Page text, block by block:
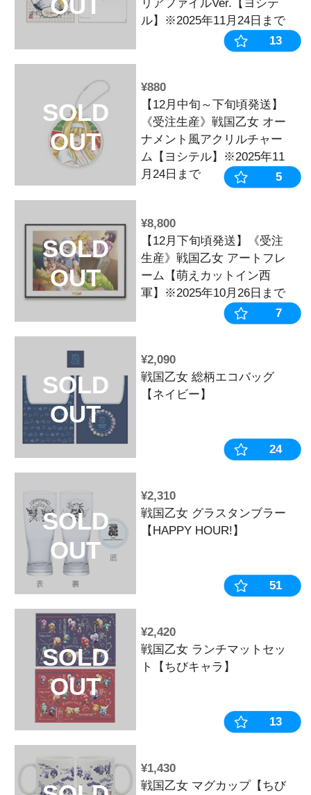
OUT
SOLD
OUT
¥6,050
戦国乙女 か
SOLD
OUT
¥1,210
戦国乙女4 戦
軍師】
SOLD
OUT
¥495
《受注生産
リアファイ
SOLD
¥880